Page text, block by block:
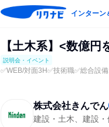
インターン
【土木系】<数億
説明会・イベント
✅WEB/対面3H✅技術職✅総合設
株式会社きんでん
建設・土木、建設